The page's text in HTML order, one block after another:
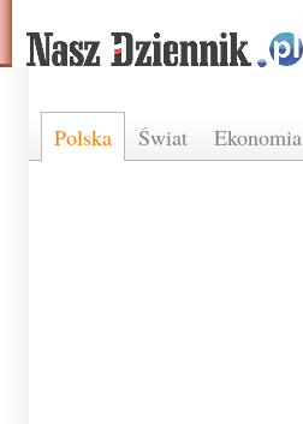
Polska Świat Ekonomia